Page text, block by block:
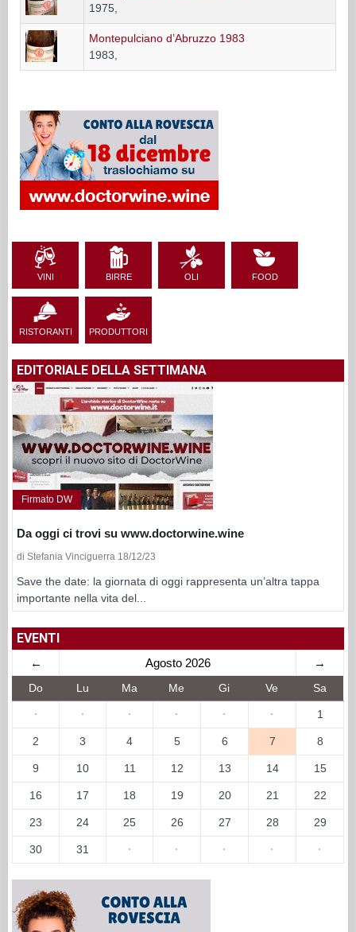
1975,
Montepulciano d’Abruzzo 1983
1983,
VINI BIRRE OLI FOOD
RISTORANTI PRODUTTORI
EDITORIALE DELLA SETTIMANA
Firmato DW
Da oggi ci trovi su www.doctorwine.wine
di Stefania Vinciguerra 18/12/23
Save the date: la giornata di oggi rappresenta un’altra tappa
importante nella vita del...
EVENTI
← Agosto 2026 →
Do Lu Ma Me Gi Ve Sa
· · · · · · 1
2 3 4 5 6 7 8
9 10 11 12 13 14 15
16 17 18 19 20 21 22
23 24 25 26 27 28 29
30 31 · · · · ·